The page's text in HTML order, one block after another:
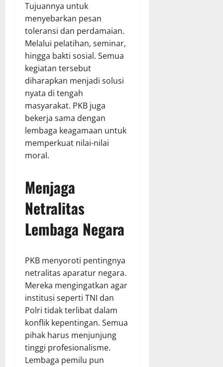
Tujuannya untuk
menyebarkan pesan
toleransi dan perdamaian.
Melalui pelatihan, seminar,
hingga bakti sosial. Semua
kegiatan tersebut
diharapkan menjadi solusi
nyata di tengah
masyarakat. PKB juga
bekerja sama dengan
lembaga keagamaan untuk
memperkuat nilai-nilai
moral.
Menjaga
Netralitas
Lembaga Negara
PKB menyoroti pentingnya
netralitas aparatur negara.
Mereka mengingatkan agar
institusi seperti TNI dan
Polri tidak terlibat dalam
konflik kepentingan. Semua
pihak harus menjunjung
tinggi profesionalisme.
Lembaga pemilu pun